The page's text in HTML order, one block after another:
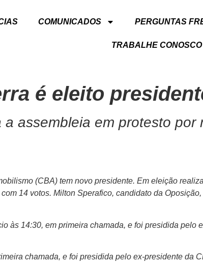
COMUNICADOS PERGUNTAS
TRABALHE CONOSCO
é eleito
assembleia em protesto
(CBA) tem novo presidente. Em eleição
14 votos. Milton Sperafico, candidato da
às 14:30, em primeira chamada, e foi presidida pelo
chamada, e foi presidida pelo ex-presidente da